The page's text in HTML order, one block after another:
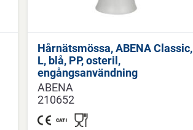
Hårnätsmössa, ABENA Classic,
L, blå, PP, osteril,
engångsanvändning
ABENA
210652